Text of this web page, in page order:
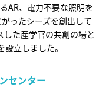
AR、電力不要な照明を
ったシーズを創出して
した産学官の共創の場と
立しました。
センター